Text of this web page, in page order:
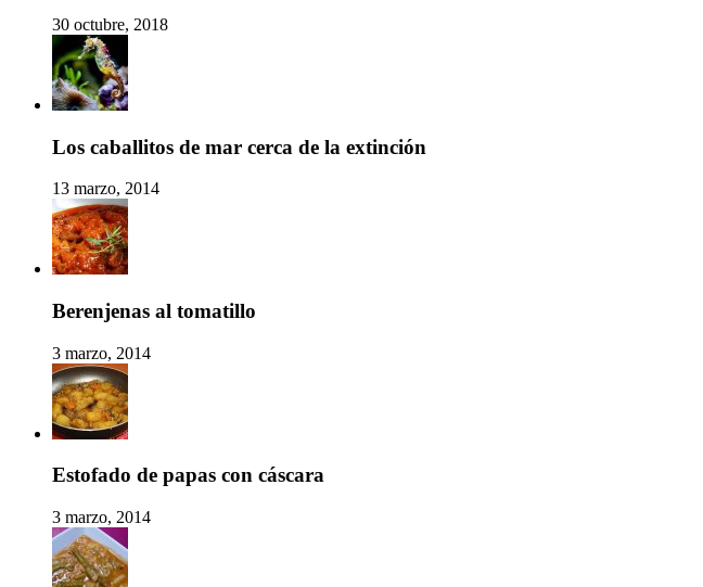
30 octubre, 2018
Los caballitos de mar cerca de la extinción
13 marzo, 2014
Berenjenas al tomatillo
3 marzo, 2014
Estofado de papas con cáscara
3 marzo, 2014